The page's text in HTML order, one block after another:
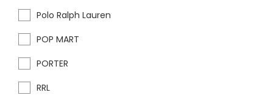
Polo Ralph Lauren
POP MART
PORTER
RRL